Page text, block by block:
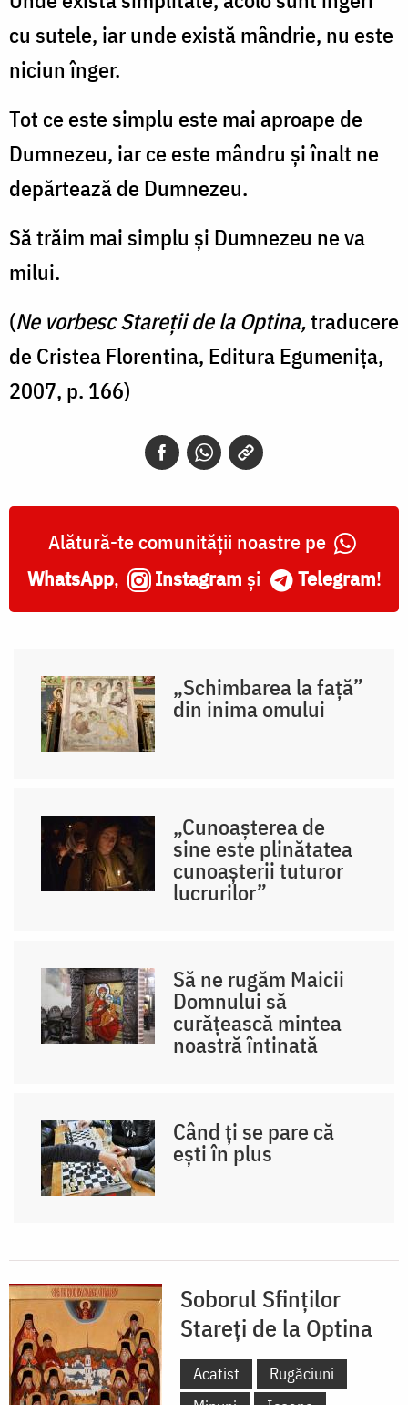
cu sutele, iar unde există mândrie, nu este
niciun înger.
Tot ce este simplu este mai aproape de
Dumnezeu, iar ce este mândru şi înalt ne
depărtează de Dumnezeu.
Să trăim mai simplu şi Dumnezeu ne va
milui.
(Ne vorbesc Stareții de la Optina,traducere
de Cristea Florentina, Editura Egumenița,
2007, p. 166)
Alătură-te comunității noastre pe
WhatsApp, Instagram și Telegram!
„Schimbarea la față”
din inima omului
„Cunoașterea de
sine este plinătatea
cunoașterii tuturor
lucrurilor”
Să ne rugăm Maicii
Domnului să
curățească mintea
noastră întinată
Când ți se pare că
ești în plus
Soborul Sfinților
Stareți de la Optina
Acatist
Rugăciuni